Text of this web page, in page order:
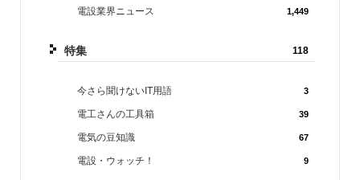
電設業界ニュース 1,449
特集 118
今さら聞けないIT用語 3
電工さんの工具箱 39
電気の豆知識 67
電設・ウォッチ！ 9